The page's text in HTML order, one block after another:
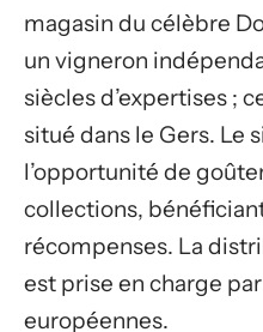
magasin du célèbre
un vigneron
siècles d’expertises ;
situé dans le Gers. Le
l’opportunité de
collections,
récompenses. La
est prise en charge
européennes.